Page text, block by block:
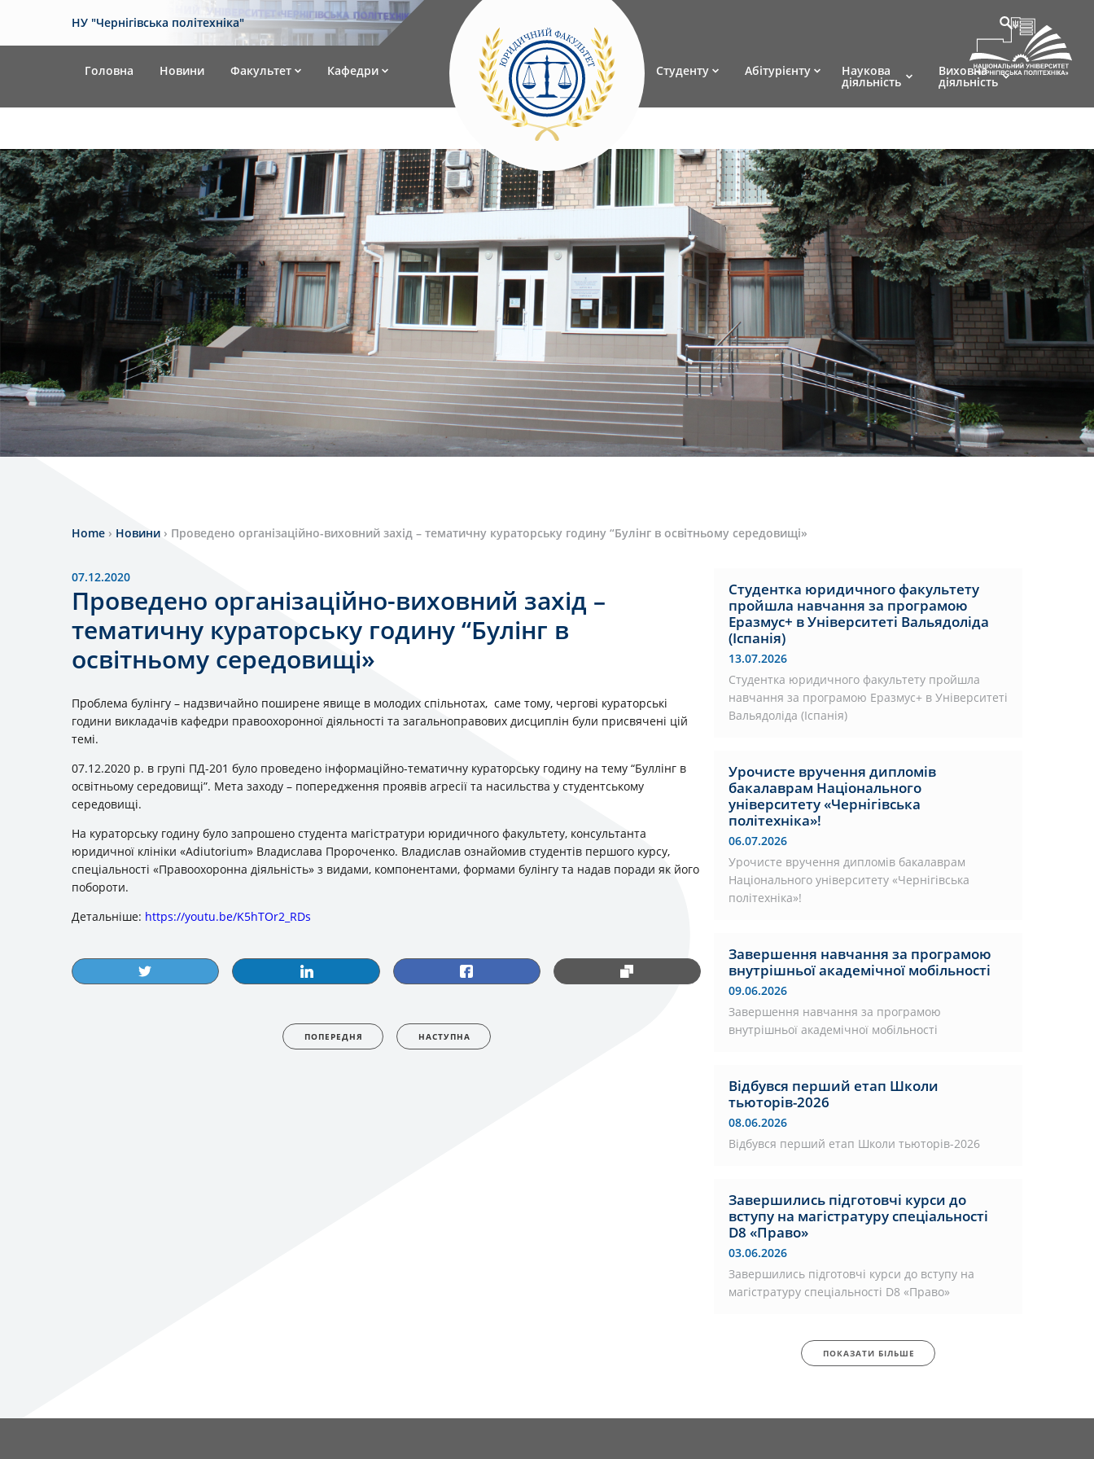
НУ "Чернігівська політехніка"
Головна Новини Факультет Кафедри Студенту Абітурієнту Наукова
діяльність
Виховна
діяльність
Home › Новини › Проведено організаційно-виховний захід – тематичну кураторську годину “Булінг в освітньому середовищі»
07.12.2020
Проведено організаційно-виховний захід –
тематичну кураторську годину “Булінг в
освітньому середовищі»
Проблема булінгу – надзвичайно поширене явище в молодих спільнотах, саме тому, чергові кураторські
години викладачів кафедри правоохоронної діяльності та загальноправових дисциплін були присвячені цій
темі.
07.12.2020 р. в групі ПД-201 було проведено інформаційно-тематичну кураторську годину на тему “Буллінг в
освітньому середовищі”. Мета заходу – попередження проявів агресії та насильства у студентському
середовищі.
На кураторську годину було запрошено студента магістратури юридичного факультету, консультанта
юридичної клініки «Adiutorium» Владислава Пророченко. Владислав ознайомив студентів першого курсу,
спеціальності «Правоохоронна діяльність» з видами, компонентами, формами булінгу та надав поради як його
побороти.
Детальніше: https://youtu.be/K5hTOr2_RDs
ПОПЕРЕДНЯ НАСТУПНА
Студентка юридичного факультету
пройшла навчання за програмою
Еразмус+ в Університеті Вальядоліда
(Іспанія)
13.07.2026
Студентка юридичного факультету пройшла
навчання за програмою Еразмус+ в Університеті
Вальядоліда (Іспанія)
Урочисте вручення дипломів
бакалаврам Національного
університету «Чернігівська
політехніка»!
06.07.2026
Урочисте вручення дипломів бакалаврам
Національного університету «Чернігівська
політехніка»!
Завершення навчання за програмою
внутрішньої академічної мобільності
09.06.2026
Завершення навчання за програмою
внутрішньої академічної мобільності
Відбувся перший етап Школи
тьюторів-2026
08.06.2026
Відбувся перший етап Школи тьюторів-2026
Завершились підготовчі курси до
вступу на магістратуру спеціальності
D8 «Право»
03.06.2026
Завершились підготовчі курси до вступу на
магістратуру спеціальності D8 «Право»
ПОКАЗАТИ БІЛЬШЕ